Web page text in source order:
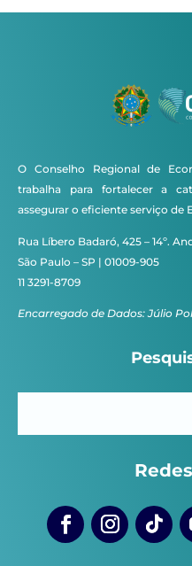
O Conselho Regional de
trabalha para fortalecer a
assegurar o eficiente serviço de
Rua Líbero Badaró, 425 – 14º.
São Paulo – SP | 01009-905
11 3291-8709
Encarregado de Dados: Júlio